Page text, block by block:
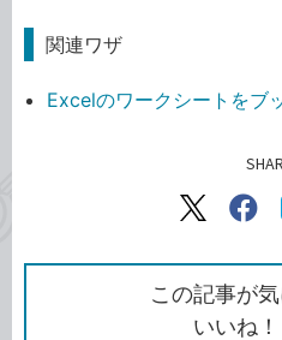
関連ワザ
Excelのワークシートをブ
X（旧
で
シ
ェ
ア
シ
ェ
ア
この記事が
いいね